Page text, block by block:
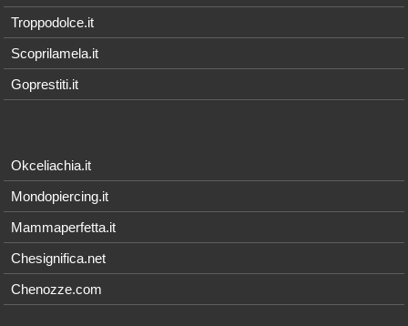
Troppodolce.it
Scoprilamela.it
Goprestiti.it
Okceliachia.it
Mondopiercing.it
Mammaperfetta.it
Chesignifica.net
Chenozze.com